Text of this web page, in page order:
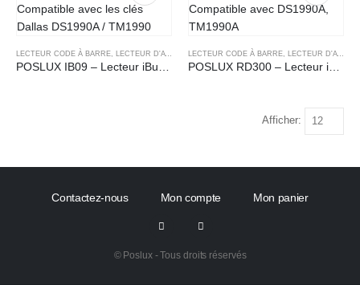
LECTEUR CODE À BARRE LECTEUR D'A PROXIMITÉ IB-09 LECTEUR CODE À BARRE LECTEUR D'A PROXIMITÉ RD300
Afficher:
Contactez-nous Mon compte Mon panier
© Poslux - Tous droits réservés